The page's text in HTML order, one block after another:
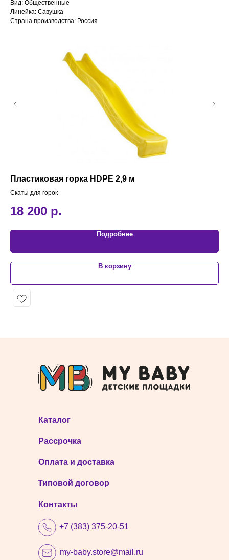
Вид: Общественные
Линейка: Савушка
Страна производства: Россия
Пластиковая горка HDPE 2,9 м
Скаты для горок
18 200 р.
Подробнее
В корзину
Каталог
Контакты
+7 (383) 375-20-51
my-baby.store@mail.ru
Рассрочка
Оплата и доставка
Типовой договор